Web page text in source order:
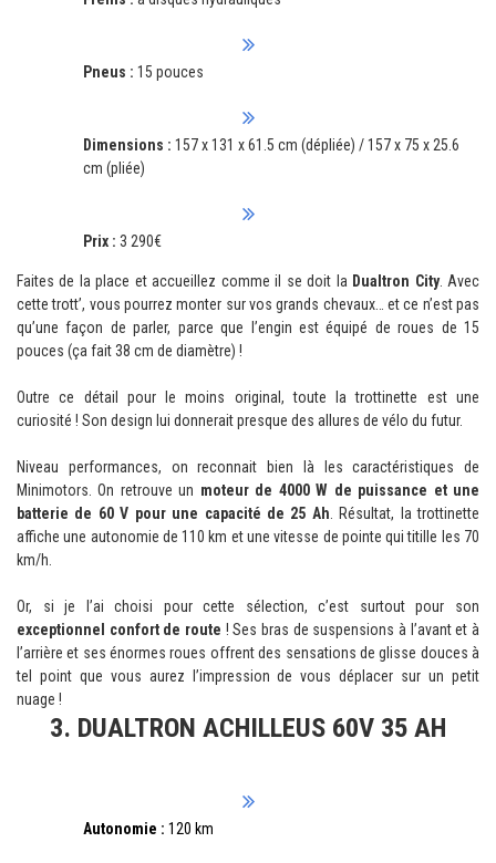
Pneus : 15 pouces
Dimensions : 157 x 131 x 61.5 cm (dépliée) / 157 x 75 x 25.6
cm (pliée)
Prix : 3 290€
Faites de la place et accueillez comme il se doit la Dualtron City. Avec
cette trott’, vous pourrez monter sur vos grands chevaux… et ce n’est pas
qu’une façon de parler, parce que l’engin est équipé de roues de 15
pouces (ça fait 38 cm de diamètre) !
Outre ce détail pour le moins original, toute la trottinette est une
curiosité ! Son design lui donnerait presque des allures de vélo du futur.
Niveau performances, on reconnait bien là les caractéristiques de
Minimotors. On retrouve un moteur de 4000 W de puissance et une
batterie de 60 V pour une capacité de 25 Ah . Résultat, la trottinette
affiche une autonomie de 110 km et une vitesse de pointe qui titille les 70
km/h.
Or, si je l’ai choisi pour cette sélection, c’est surtout pour son
exceptionnel confort de route ! Ses bras de suspensions à l’avant et à
l’arrière et ses énormes roues offrent des sensations de glisse douces à
tel point que vous aurez l’impression de vous déplacer sur un petit
nuage !
3. DUALTRON ACHILLEUS 60V 35 AH
Autonomie : 120 km